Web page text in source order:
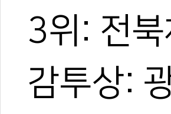
3위: 전
감투상: